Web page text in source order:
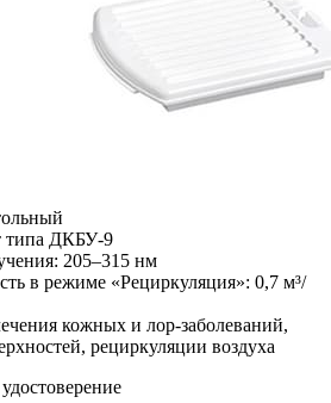
типа ДКБУ-9
205–315 нм
в режиме «Рециркуляция»: 0,7 м³/
кожных и лор-заболеваний,
рециркуляции воздуха